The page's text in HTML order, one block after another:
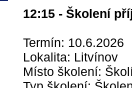
12:15 - Školení
Termín: 10.6.2026
Lokalita: Litvínov
Místo školení: